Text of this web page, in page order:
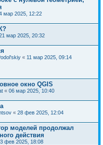
мар 2025, 12:22
мар 2025, 20:32
« 11 мар 2025, 09:14
окно QGIS
« 06 мар 2025, 10:40
« 28 фев 2025, 12:04
моделей продолжал
действия
фев 2025, 18:08